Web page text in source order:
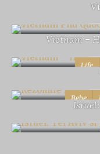
Life
Vietnam –
Bebe